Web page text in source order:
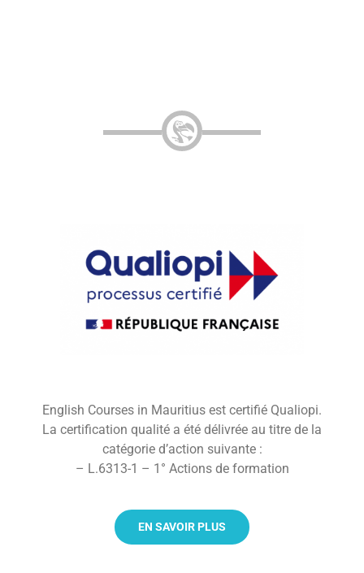
English Courses in Mauritius est certifié Qualiopi.
La certification qualité a été délivrée au titre de la
catégorie d’action suivante :
– L.6313-1 – 1° Actions de formation
EN SAVOIR PLUS